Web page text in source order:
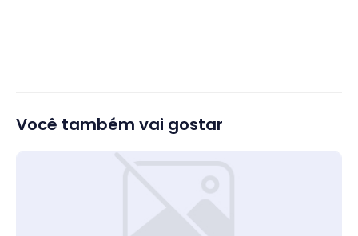
Você também vai gostar